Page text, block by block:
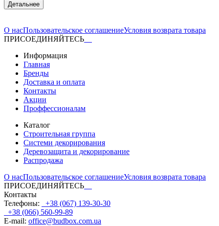
Детальнее
О насПользовательское соглашениеУсловия возврата товара
ПРИСОЕДИНЯЙТЕСЬ
Информация
Главная
Бренды
Доставка и оплата
Контакты
Акции
Проффессионалам
Каталог
Строительная группа
Системи декорирования
Деревозащита и декорирование
Распродажа
О насПользовательское соглашениеУсловия возврата товара
ПРИСОЕДИНЯЙТЕСЬ
Контакты
Телефоны:
+38 (067) 139-30-30
+38 (066) 560-99-89
E-mail: office@budbox.com.ua